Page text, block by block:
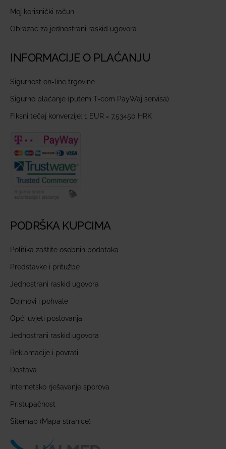
Moj korisnički račun
Obrazac za jednostrani raskid ugovora
INFORMACIJE O PLAĆANJU
Sigurnost on-line trgovine
Sigurno plaćanje (putem T-com PayWaj servisa)
Fiksni tečaj konverzije: 1 EUR = 7,53450 HRK
PODRŠKA KUPCIMA
Politika zaštite osobnih podataka
Predstavke i pritužbe
Jednostrani raskid ugovora
Dojmovi i pohvale
Opći uvjeti poslovanja
Jednostrani raskid ugovora
Reklamacije i povrati
Dostava
Internetsko rješavanje sporova
Pristupačnost
Sitemap (Mapa stranice)